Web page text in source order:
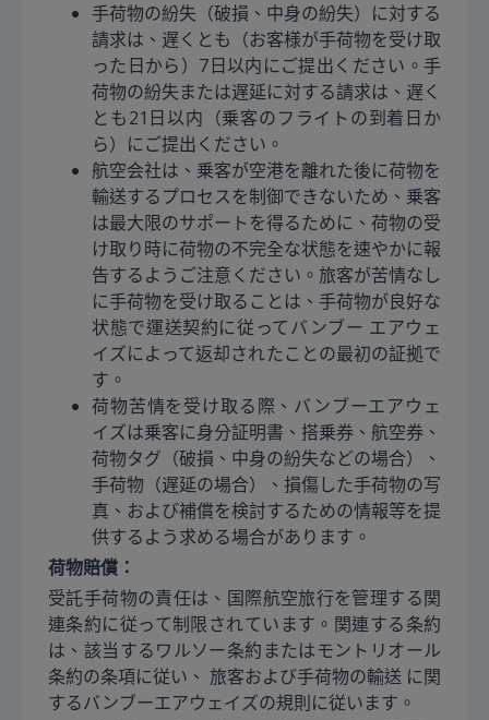
手荷物の紛失（破損、中身の紛失）に対する
請求は、遅くとも（お客様が手荷物を受け取
った日から）7日以内にご提出ください。手
荷物の紛失または遅延に対する請求は、遅く
とも21日以内（乗客のフライトの到着日か
ら）にご提出ください。
航空会社は、乗客が空港を離れた後に荷物を
輸送するプロセスを制御できないため、乗客
は最大限のサポートを得るために、荷物の受
け取り時に荷物の不完全な状態を速やかに報
告するようご注意ください。旅客が苦情なし
に手荷物を受け取ることは、手荷物が良好な
状態で運送契約に従ってバンブー エアウェ
イズによって返却されたことの最初の証拠で
す。
荷物苦情を受け取る際、バンブーエアウェ
イズは乗客に身分証明書、搭乗券、航空券、
荷物タグ（破損、中身の紛失などの場合）、
手荷物（遅延の場合）、損傷した手荷物の写
真、および補償を検討するための情報等を提
供するよう求める場合があります。
荷物賠償：
受託手荷物の責任は、国際航空旅行を管理する関
連条約に従って制限されています。関連する条約
は、該当するワルソー条約またはモントリオール
条約の条項に従い、 旅客および手荷物の輸送 に関
するバンブーエアウェイズの規則に従います。